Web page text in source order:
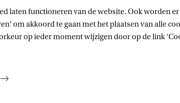
laten functioneren van de website. Ook worden
om akkoord te gaan met het plaatsen van alle
op ieder moment wijzigen door op de link